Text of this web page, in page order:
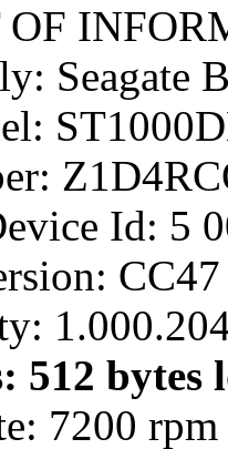
OF
Seagate
Id: 5
CC47
512
7200 rpm